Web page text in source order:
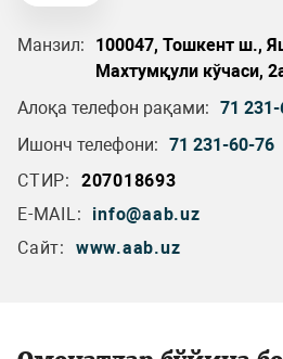
Манзил:
100047, Тошкент ш.,
Махтумқули кўчаси,
Алоқа телефон рақами: 71
Ишонч телефони: 71 231-60-76
СТИР:
207018693
E-MAIL:
info@aab.uz
Сайт:
www.aab.uz